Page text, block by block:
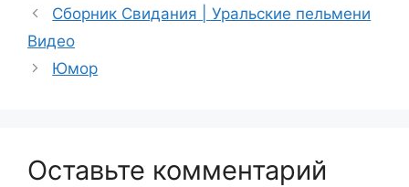
Сборник Свидания | Уральские пельмени
Видео
Юмор
Оставьте комментарий